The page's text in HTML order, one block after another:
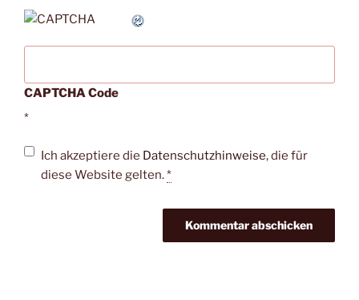
CAPTCHA Code
*
Ich akzeptiere die Datenschutzhinweise, die für
diese Website gelten.*